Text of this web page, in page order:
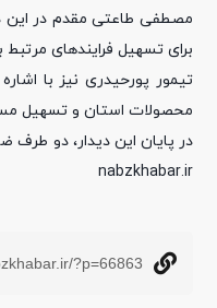
مصطفی طاعتی مقدم در این
برای تسهیل فرایندهای
تیمور پورحیدری نیز با
محصولات استان و تسهیل
در پایان این دیدار، دو
nabzkhabar.ir
?p=66863